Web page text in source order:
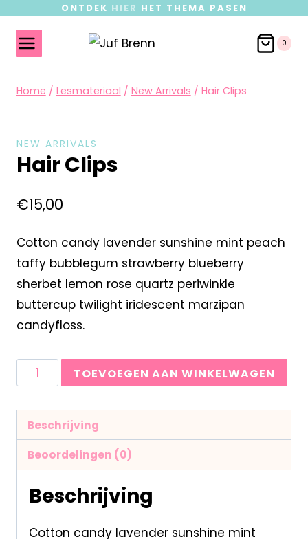
ONTDEK HIER HET THEMA PASEN
0
Home / Lesmateriaal / New Arrivals / Hair Clips
NEW ARRIVALS
Hair Clips
€15,00
Cotton candy lavender sunshine mint peach
taffy bubblegum strawberry blueberry
sherbet lemon rose quartz periwinkle
buttercup twilight iridescent marzipan
candyfloss.
TOEVOEGEN AAN WINKELWAGEN
Beschrijving
Beoordelingen (0)
Beschrijving
Cotton candy lavender sunshine mint